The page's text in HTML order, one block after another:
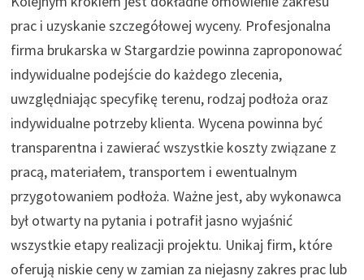
prac i uzyskanie szczegółowej wyceny. Profesjonalna
firma brukarska w Stargardzie powinna zaproponować
indywidualne podejście do każdego zlecenia,
uwzględniając specyfikę terenu, rodzaj podłoża oraz
indywidualne potrzeby klienta. Wycena powinna być
transparentna i zawierać wszystkie koszty związane z
pracą, materiałem, transportem i ewentualnym
przygotowaniem podłoża. Ważne jest, aby wykonawca
był otwarty na pytania i potrafił jasno wyjaśnić
wszystkie etapy realizacji projektu. Unikaj firm, które
oferują niskie ceny w zamian za niejasny zakres prac lub